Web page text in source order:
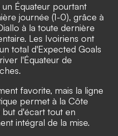
Équateur pourtant
journée (1-0), grâce à
à la toute dernière
Les Ivoiriens ont
total d'Expected Goals
l'Équateur de
favorite, mais la ligne
permet à la Côte
d'écart tout en
intégral de la mise.